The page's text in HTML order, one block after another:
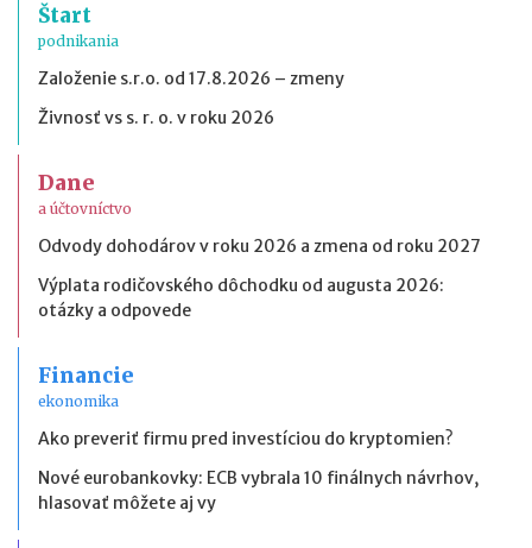
Štart
podnikania
Založenie s.r.o. od 17.8.2026 – zmeny
Živnosť vs s. r. o. v roku 2026
Dane
a účtovníctvo
Odvody dohodárov v roku 2026 a zmena od roku 2027
Výplata rodičovského dôchodku od augusta 2026:
otázky a odpovede
Financie
ekonomika
Ako preveriť firmu pred investíciou do kryptomien?
Nové eurobankovky: ECB vybrala 10 finálnych návrhov,
hlasovať môžete aj vy